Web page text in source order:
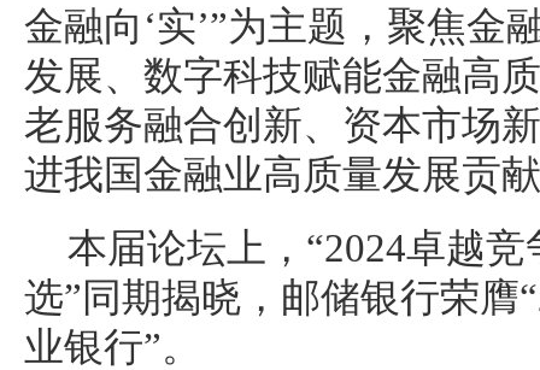
金融向‘实’”为主题，聚焦金
发展、数字科技赋能金融高
老服务融合创新、资本市场
进我国金融业高质量发展贡
本届论坛上，“2024卓越
选”同期揭晓，邮储银行荣膺
业银行”。